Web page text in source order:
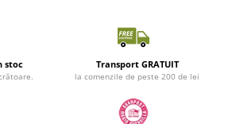
stoc Transport GRATUIT
la comenzile de peste 200 de lei